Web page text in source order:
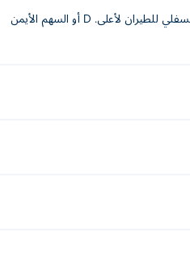
W أو السهم العلوي للطيران لأسفل. A أو السهم الأيسر للطيران لليسار. S أو السهم السفلي للطيران لأعلى. D أو السهم الأيمن